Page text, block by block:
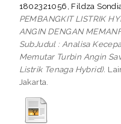
1802321056, Fildza
PEMBANGKIT LISTRIK
ANGIN DENGAN
SubJudul : Analisa
Memutar Turbin Angin
Listrik Tenaga Hybrid).
Jakarta.